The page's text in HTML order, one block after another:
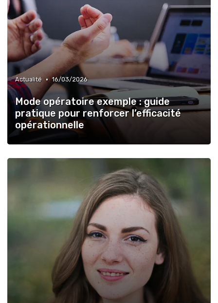
Actualité • 16/03/2026
Mode opératoire exemple : guide
pratique pour renforcer l’efficacité
opérationnelle